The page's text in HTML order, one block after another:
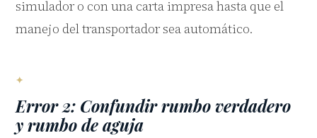
simulador o con una carta impresa hasta que el
manejo del transportador sea automático.
Error 2: Confundir rumbo verdadero
y rumbo de aguja